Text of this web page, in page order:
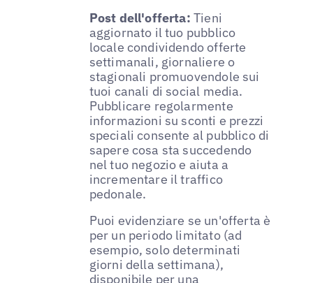
Post dell'offerta: Tieni
aggiornato il tuo pubblico
locale condividendo offerte
settimanali, giornaliere o
stagionali promuovendole sui
tuoi canali di social media.
Pubblicare regolarmente
informazioni su sconti e prezzi
speciali consente al pubblico di
sapere cosa sta succedendo
nel tuo negozio e aiuta a
incrementare il traffico
pedonale.
Puoi evidenziare se un'offerta è
per un periodo limitato (ad
esempio, solo determinati
giorni della settimana),
disponibile per una